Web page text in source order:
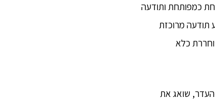
כמפותחת ותודעה
תודעה מרוכזת
כלא
העדר, שואג את